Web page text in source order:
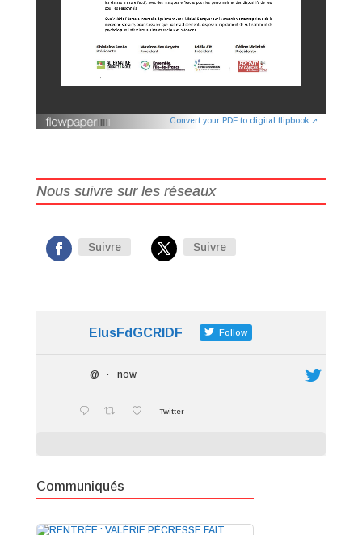
Convert your PDF to digital flipbook ↗
Nous suivre sur les réseaux
Suivre Suivre
ElusFdGCRIDF Follow
@ · now
Twitter
Communiqués